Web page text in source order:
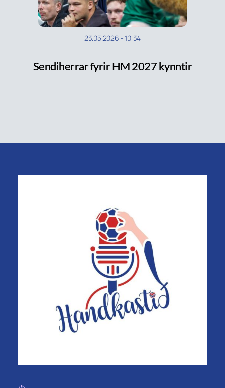
23.05.2026 -10:34
Sendiherrar fyrir HM 2027 kynntir